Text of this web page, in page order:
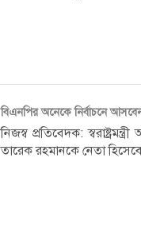
বিএনপির অনেকে নির্বাচনে
নিজস্ব প্রতিবেদক:
তারেক রহমানকে নেতা